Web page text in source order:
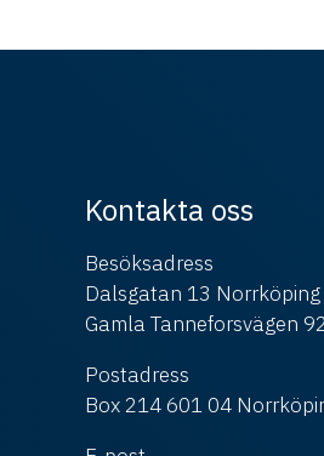
Kontakta oss
Besöksadress
Dalsgatan 13 Norrköping
Gamla Tanneforsvägen
Postadress
Box 214 601 04